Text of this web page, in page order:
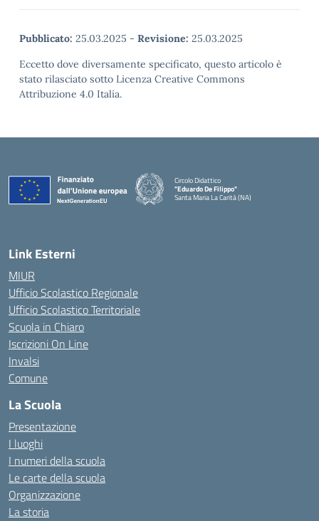
Pubblicato: 25.03.2025 - Revisione: 25.03.2025
Eccetto dove diversamente specificato, questo articolo è
stato rilasciato sotto Licenza Creative Commons
Attribuzione 4.0 Italia.
Circolo Didattico
"Eduardo De Filippo"
Santa Maria La Carità (NA)
Link Esterni
MIUR
Ufficio Scolastico Regionale
Ufficio Scolastico Territoriale
Scuola in Chiaro
Iscrizioni On Line
Invalsi
Comune
La Scuola
Presentazione
I luoghi
I numeri della scuola
Le carte della scuola
Organizzazione
La storia